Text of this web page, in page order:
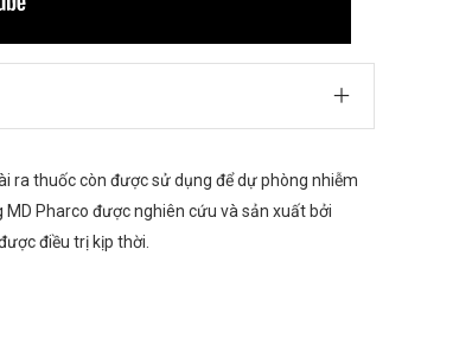
ra thuốc còn được sử dụng để dự phòng nhiễm
Pharco được nghiên cứu và sản xuất bởi
điều trị kịp thời.